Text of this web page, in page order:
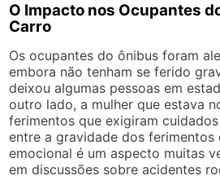
O Impacto nos Ocupantes
Carro
Os ocupantes do ônibus foram
embora não tenham se ferido
deixou algumas pessoas em
outro lado, a mulher que estava
ferimentos que exigiram
entre a gravidade dos ferimentos
emocional é um aspecto muitas
em discussões sobre acidentes